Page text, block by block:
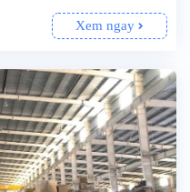
Xem ngay